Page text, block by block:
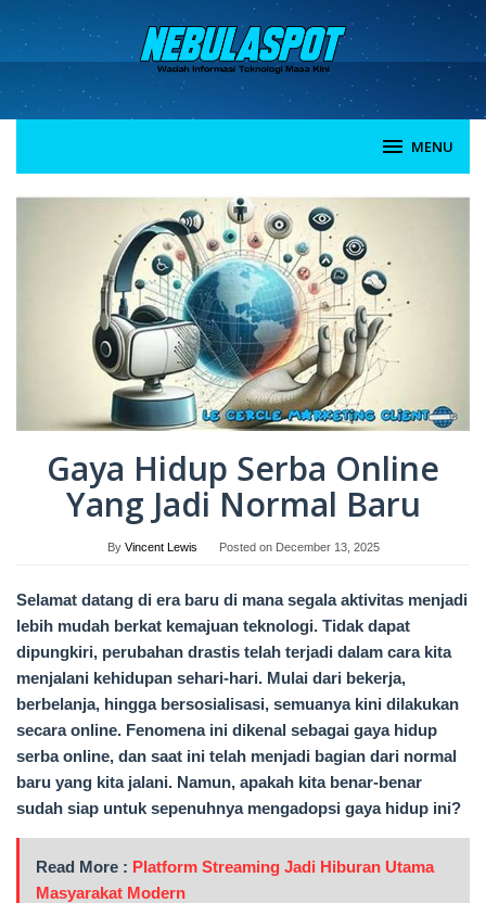
to
content
MENU
Gaya Hidup Serba Online
Yang Jadi Normal Baru
By Vincent Lewis Posted on December 13, 2025
Selamat datang di era baru di mana segala aktivitas menjadi
lebih mudah berkat kemajuan teknologi. Tidak dapat
dipungkiri, perubahan drastis telah terjadi dalam cara kita
menjalani kehidupan sehari-hari. Mulai dari bekerja,
berbelanja, hingga bersosialisasi, semuanya kini dilakukan
secara online. Fenomena ini dikenal sebagai gaya hidup
serba online, dan saat ini telah menjadi bagian dari normal
baru yang kita jalani. Namun, apakah kita benar-benar
sudah siap untuk sepenuhnya mengadopsi gaya hidup ini?
Read More : Platform Streaming Jadi Hiburan Utama
Masyarakat Modern